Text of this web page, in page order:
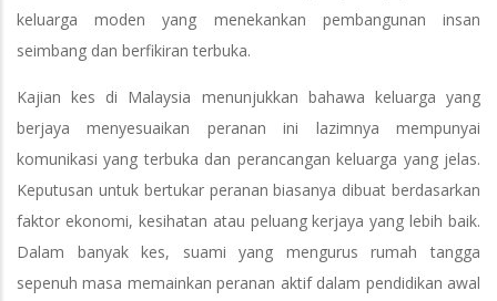
keluarga moden yang menekankan pembangunan insan
seimbang dan berfikiran terbuka.
Kajian kes di Malaysia menunjukkan bahawa keluarga yang
berjaya menyesuaikan peranan ini lazimnya mempunyai
komunikasi yang terbuka dan perancangan keluarga yang jelas.
Keputusan untuk bertukar peranan biasanya dibuat berdasarkan
faktor ekonomi, kesihatan atau peluang kerjaya yang lebih baik.
Dalam banyak kes, suami yang mengurus rumah tangga
sepenuh masa memainkan peranan aktif dalam pendidikan awal